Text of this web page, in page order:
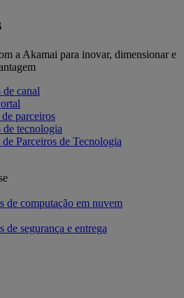
a Akamai para inovar, dimensionar e
de canal
parceiros
de tecnologia
Parceiros de Tecnologia
de computação em nuvem
de segurança e entrega